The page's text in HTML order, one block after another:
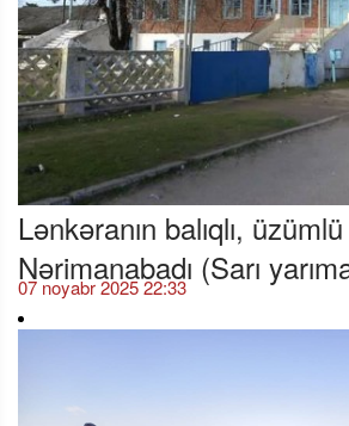
Lənkəranın balıqlı, üzümlü
Nərimanabadı (Sarı
07 noyabr 2025 22:33